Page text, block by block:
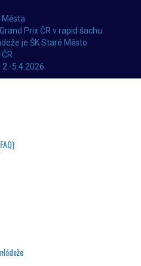
Města
Prix ČR v rapid šachu
je ŠK Staré Město
5.4.2026